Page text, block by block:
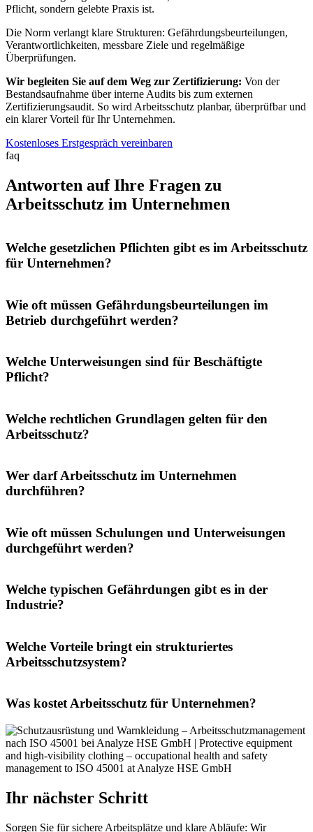
Pflicht, sondern gelebte Praxis ist.
Die Norm verlangt klare Strukturen: Gefährdungsbeurteilungen,
Verantwortlichkeiten, messbare Ziele und regelmäßige
Überprüfungen.
Wir begleiten Sie auf dem Weg zur Zertifizierung: Von der
Bestandsaufnahme über interne Audits bis zum externen
Zertifizierungsaudit. So wird Arbeitsschutz planbar, überprüfbar und
ein klarer Vorteil für Ihr Unternehmen.
Kostenloses Erstgespräch vereinbaren
faq
Antworten auf Ihre Fragen zu
Arbeitsschutz im Unternehmen
Welche gesetzlichen Pflichten gibt es im Arbeitsschutz
für Unternehmen?
Wie oft müssen Gefährdungsbeurteilungen im
Betrieb durchgeführt werden?
Welche Unterweisungen sind für Beschäftigte
Pflicht?
Welche rechtlichen Grundlagen gelten für den
Arbeitsschutz?
Wer darf Arbeitsschutz im Unternehmen
durchführen?
Wie oft müssen Schulungen und Unterweisungen
durchgeführt werden?
Welche typischen Gefährdungen gibt es in der
Industrie?
Welche Vorteile bringt ein strukturiertes
Arbeitsschutzsystem?
Was kostet Arbeitsschutz für Unternehmen?
Ihr nächster Schritt
Sorgen Sie für sichere Arbeitsplätze und klare Abläufe: Wir